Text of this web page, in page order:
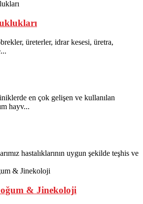
üreterler, idrar kesesi, üretra,
en çok gelişen ve kullanılan
hayv...
hastalıklarının uygun şekilde teşhis ve
& Jinekoloji